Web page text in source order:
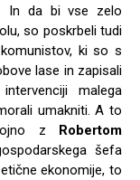
In da bi vse zelo
so poskrbeli tudi
ki so s
lase in zapisali
malega
umakniti. A to
z Robertom
šefa
ekonomije, to